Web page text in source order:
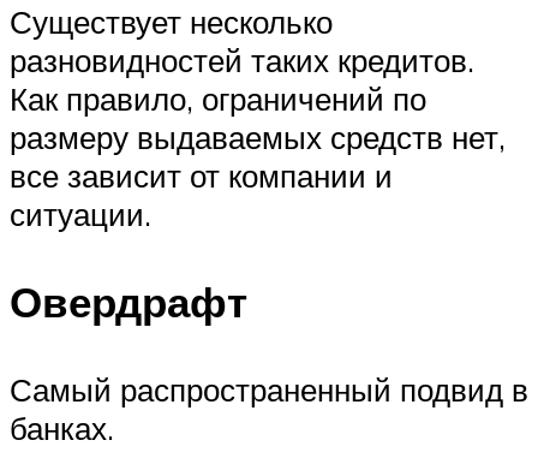
Существует несколько
разновидностей таких кредитов.
Как правило, ограничений по
размеру выдаваемых средств нет,
все зависит от компании и
ситуации.
Овердрафт
Самый распространенный подвид в
банках.